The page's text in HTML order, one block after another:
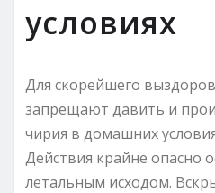
условиях
Для скорейшего
запрещают давить и
чирия в домашних
Действия крайне опасно
летальным исходом.